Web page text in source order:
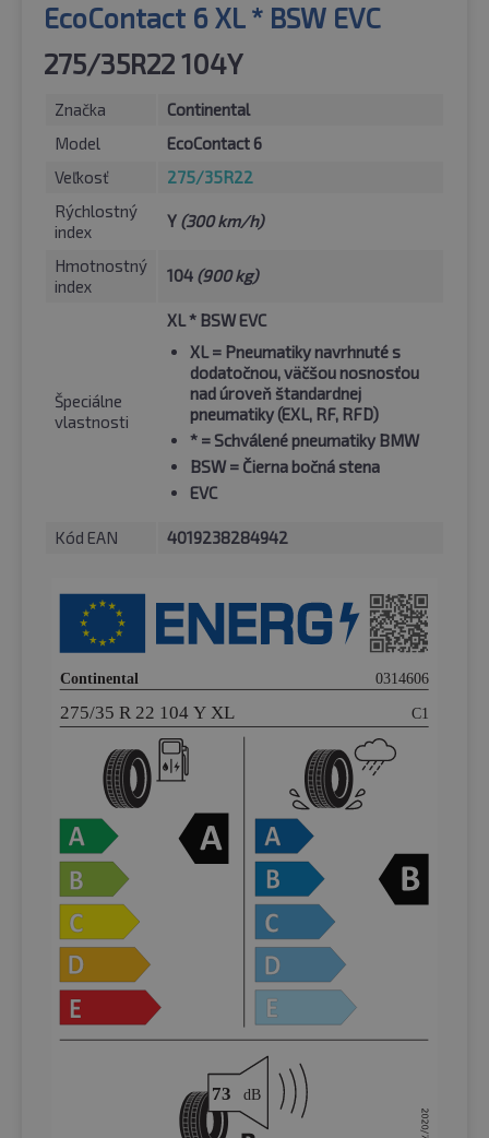
EcoContact 6 XL * BSW EVC
275/35R22 104Y
Značka
Continental
Model
EcoContact 6
Veľkosť
275/35R22
Rýchlostný
index
Y (300 km/h)
Hmotnostný
index
104 (900 kg)
Špeciálne
vlastnosti
XL * BSW EVC
XL= Pneumatiky navrhnuté s
dodatočnou, väčšou nosnosťou
nad úroveň štandardnej
pneumatiky (EXL, RF, RFD)
* = Schválené pneumatiky BMW
BSW = Čierna bočná stena
EVC
Kód EAN 4019238284942